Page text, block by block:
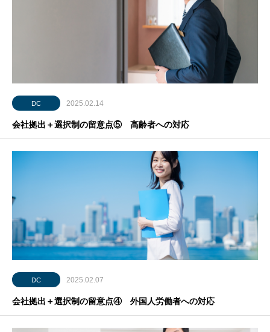
DC 2025.02.14
会社拠出＋選択制の留意点⑤ 高齢者への対応
DC 2025.02.07
会社拠出＋選択制の留意点④ 外国人労働者への対応